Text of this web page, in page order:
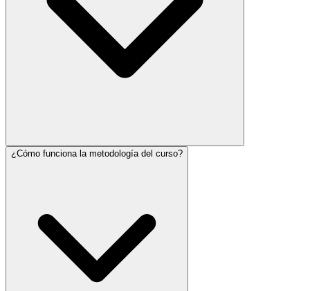
¿Cómo funciona la metodología del curso?